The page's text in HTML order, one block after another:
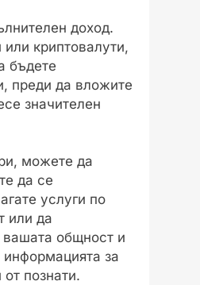
доход.
криптовалути,
бъдете
преди да вложите
значителен
можете да
да се
услуги по
или да
вашата общност и
информацията за
познати.